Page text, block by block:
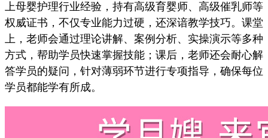
上母婴护理行业经验，持有高级育婴师、高级催乳师等
权威证书，不仅专业能力过硬，还深谙教学技巧。课堂
上，老师会通过理论讲解、案例分析、实操演示等多种
方式，帮助学员快速掌握技能；课后，老师还会耐心解
答学员的疑问，针对薄弱环节进行专项指导，确保每位
学员都能学有所成。